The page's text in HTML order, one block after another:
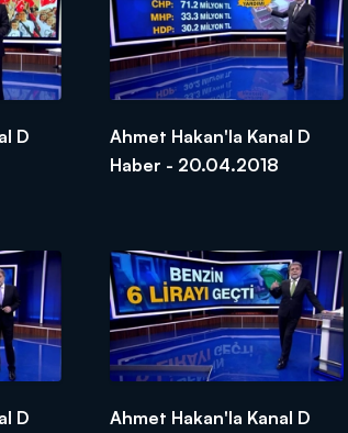
D
Ahmet Hakan'la Kanal D
Haber - 20.04.2018
D
Ahmet Hakan'la Kanal D